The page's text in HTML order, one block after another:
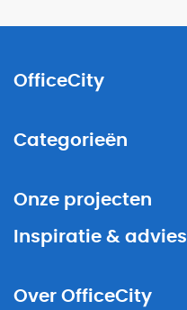
OfficeCity
Categorieën
Onze projecten
Inspiratie & advies
Over OfficeCity